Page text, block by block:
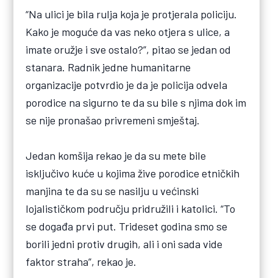
“Na ulici je bila rulja koja je protjerala policiju.
Kako je moguće da vas neko otjera s ulice, a
imate oružje i sve ostalo?”, pitao se jedan od
stanara. Radnik jedne humanitarne
organizacije potvrdio je da je policija odvela
porodice na sigurno te da su bile s njima dok im
se nije pronašao privremeni smještaj.
Jedan komšija rekao je da su mete bile
isključivo kuće u kojima žive porodice etničkih
manjina te da su se nasilju u većinski
lojalističkom području pridružili i katolici. “To
se događa prvi put. Trideset godina smo se
borili jedni protiv drugih, ali i oni sada vide
faktor straha”, rekao je.